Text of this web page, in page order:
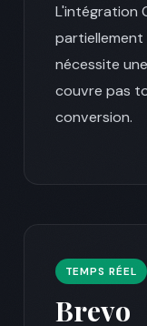
L'intégration
partiellement
nécessite
couvre pas
conversion.
TEMPS RÉEL
Brevo